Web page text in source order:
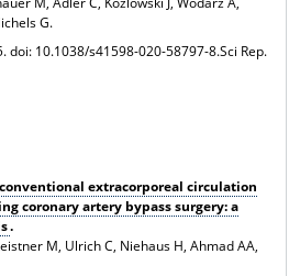
G.
doi: 10.1038/s41598-020-58797-8.Sci Rep.
extracorporeal circulation
coronary artery bypass surgery: a
.
M, Ulrich C, Niehaus H, Ahmad AA,